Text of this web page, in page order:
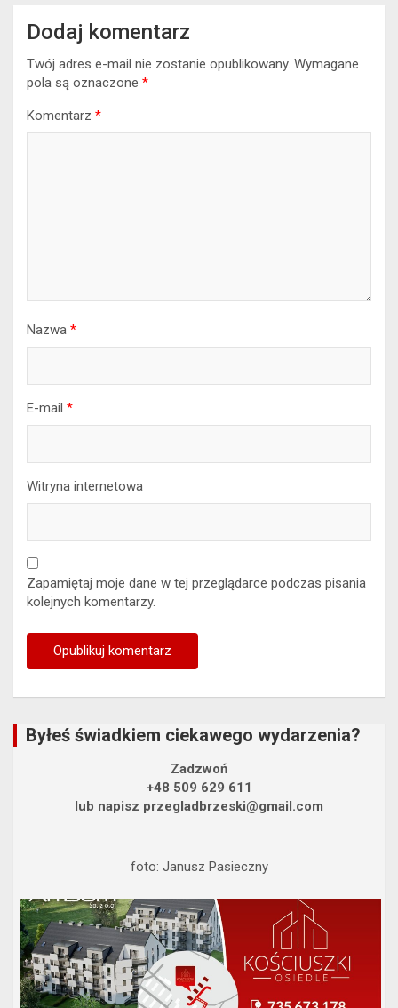
Dodaj komentarz
Twój adres e-mail nie zostanie opublikowany. Wymagane
pola są oznaczone *
Komentarz *
Nazwa *
E-mail *
Witryna internetowa
Zapamiętaj moje dane w tej przeglądarce podczas pisania
kolejnych komentarzy.
Byłeś świadkiem ciekawego wydarzenia?
Zadzwoń
+48 509 629 611
lub napisz przegladbrzeski@gmail.com
foto: Janusz Pasieczny